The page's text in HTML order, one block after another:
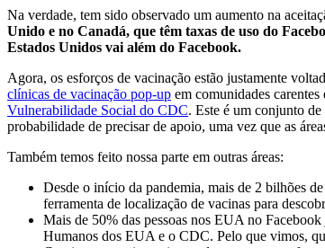
Na verdade, tem sido observado um aumento na
Unido e no Canadá, que têm taxas de uso do
Estados Unidos vai além do Facebook.
Agora, os esforços de vacinação estão justamente
clínicas de vacinação pop-up em comunidades
Vulnerabilidade Social do CDC. Este é um conjunto
probabilidade de precisar de apoio, uma vez que as
Também temos feito nossa parte em outras áreas:
Desde o início da pandemia, mais de 2 bilhões
ferramenta de localização de vacinas para
Mais de 50% das pessoas nos EUA no
Humanos dos EUA e o CDC. Pelo que vimos,